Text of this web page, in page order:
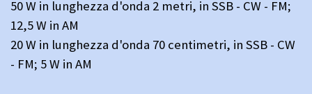
50 W in lunghezza d'onda 2 metri, in SSB - CW - FM;
12,5 W in AM
20 W in lunghezza d'onda 70 centimetri, in SSB - CW
- FM; 5 W in AM